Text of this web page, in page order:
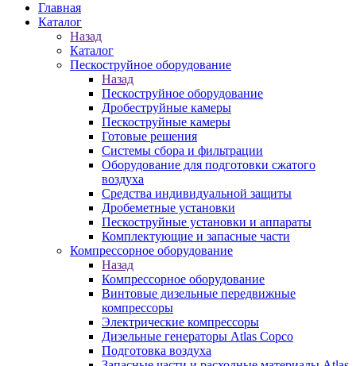
Главная
Каталог
Назад
Каталог
Пескоструйное оборудование
Назад
Пескоструйное оборудование
Дробеструйные камеры
Пескоструйные камеры
Готовые решения
Системы сбора и фильтрации
Оборудование для подготовки сжатого
воздуха
Средства индивидуальной защиты
Дробеметные установки
Пескоструйные установки и аппараты
Комплектующие и запасные части
Компрессорное оборудование
Назад
Компрессорное оборудование
Винтовые дизельные передвижные
компрессоры
Электрические компрессоры
Дизельные генераторы Atlas Copco
Подготовка воздуха